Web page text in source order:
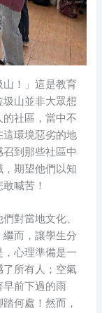
山！」這是教育
山並非大眾想
社區，當中不
這環境惡劣的地
到那些社區中
期望他們以知
喊苦！
對當地文化、
而，讓學生分
心理準備是一
了所有人；空氣
早前下過的雨
何處！然而，